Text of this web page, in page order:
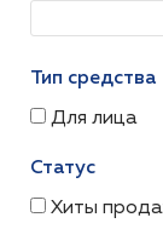
Тип средства
Для лица
Статус
Хиты